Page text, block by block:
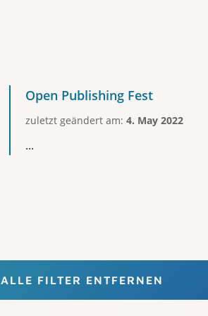
Open Publishing Fest
zuletzt geändert am: 4. May 2022
...
ALLE FILTER ENTFERNEN